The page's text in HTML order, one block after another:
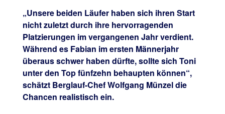
„Unsere beiden Läufer haben sich ihren Start
nicht zuletzt durch ihre hervorragenden
Platzierungen im vergangenen Jahr verdient.
Während es Fabian im ersten Männerjahr
überaus schwer haben dürfte, sollte sich Toni
unter den Top fünfzehn behaupten können“,
schätzt Berglauf-Chef Wolfgang Münzel die
Chancen realistisch ein.